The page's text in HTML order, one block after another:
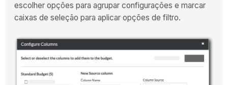
escolher opções para agrupar configurações e marcar
caixas de seleção para aplicar opções de filtro.